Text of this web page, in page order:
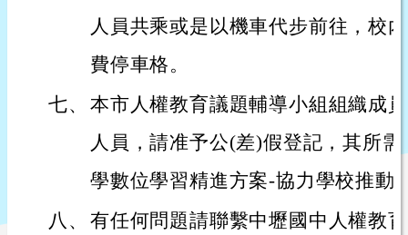
人員共乘或是以機車代步前往，校
費停車格。
七、 本市人權教育議題輔導小組組織成
人員，請准予公(差)假登記，其所
學數位學習精進方案-協力學校推動
八、 有任何問題請聯繫中壢國中人權教